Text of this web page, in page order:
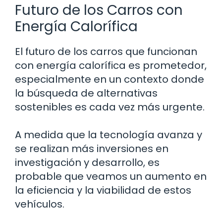
Futuro de los Carros con
Energía Calorífica
El futuro de los carros que funcionan
con energía calorífica es prometedor,
especialmente en un contexto donde
la búsqueda de alternativas
sostenibles es cada vez más urgente.
A medida que la tecnología avanza y
se realizan más inversiones en
investigación y desarrollo, es
probable que veamos un aumento en
la eficiencia y la viabilidad de estos
vehículos.